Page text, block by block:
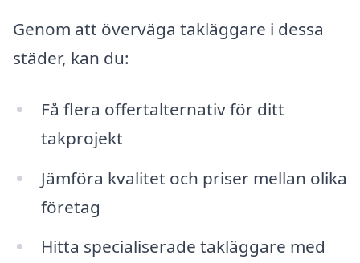
Genom att överväga takläggare i dessa
städer, kan du:
Få flera offertalternativ för ditt
takprojekt
Jämföra kvalitet och priser mellan olika
företag
Hitta specialiserade takläggare med